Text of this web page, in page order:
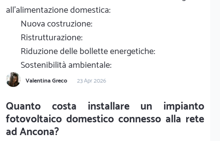
all'alimentazione domestica:
Nuova costruzione:
Ristrutturazione:
Riduzione delle bollette energetiche:
Sostenibilità ambientale:
Valentina Greco 23 Apr 2026
Quanto costa installare un impianto
fotovoltaico domestico connesso alla rete
ad Ancona?